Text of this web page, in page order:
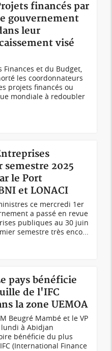
financés par
gouvernement
leur
visé
et du Budget,
les coordonnateurs
projets financés ou
mondiale à redoubler
2025
le Port
et LONACI
ce mercredi 1er
a passé en revue
publiques au 30 juin
semestre très enco...
pays bénéficie
de l'IFC
la zone UEMOA
Beugré Mambé et le VP
lundi à Abidjan
bénéficie du plus
(International Finance